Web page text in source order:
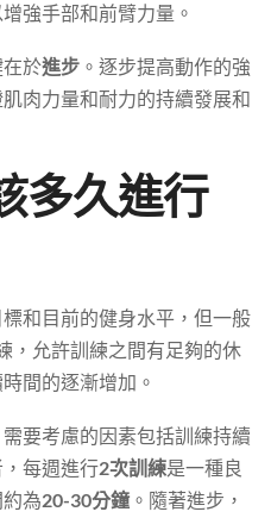
增強手部和前臂力量。
於進步 。逐步提高動作的強
肉力量和耐力的持續發展和
多久進行
和目前的健身水平，但一般
，允許訓練之間有足夠的休
間的逐漸增加。
要考慮的因素包括訓練持續
每週進行2次訓練是一種良
為20-30分鐘 。隨著進步，